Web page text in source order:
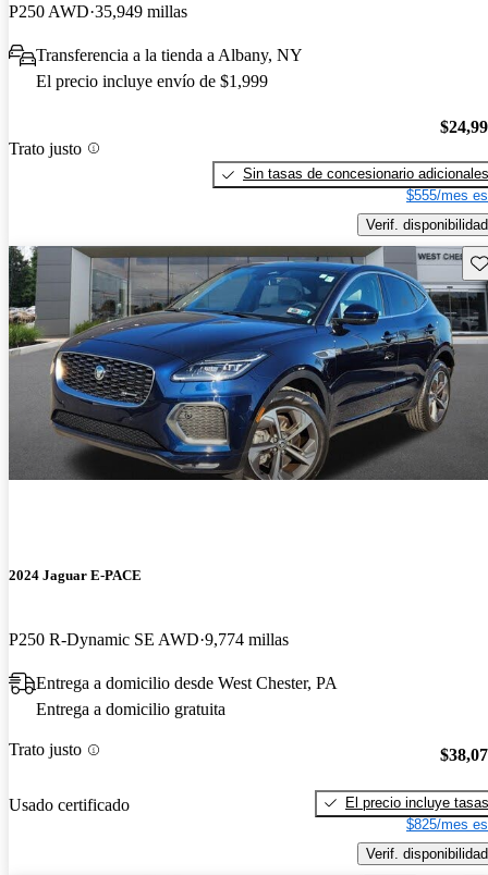
P250 AWD 35,949 millas
Transferencia a la tienda a Albany, NY
El precio incluye envío de $1,999
Trato justo
Sin tasas de concesionario adicionales
$555/mes
Verif. disponibilidad
2024 Jaguar E-PACE
P250 R-Dynamic SE AWD 9,774 millas
Entrega a domicilio desde West Chester, PA
Entrega a domicilio gratuita
Trato justo
Usado certificado
El precio incluye tasas
$825/mes
Verif. disponibilidad